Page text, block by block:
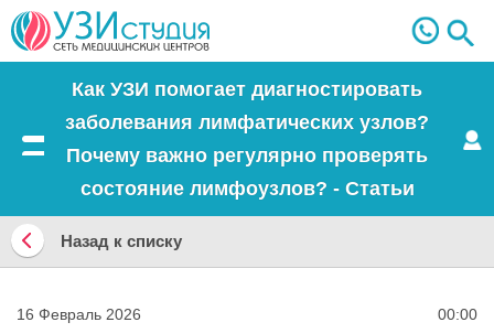
Как УЗИ помогает диагностировать
заболевания лимфатических узлов?
Почему важно регулярно проверять
состояние лимфоузлов? - Статьи
Назад
к
Назад к списку
16 Февраль 2026
00:00